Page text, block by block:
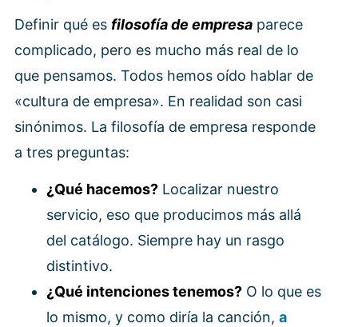
Definir qué es filosofía de empresa parece
complicado, pero es mucho más real de lo
que pensamos. Todos hemos oído hablar de
«cultura de empresa». En realidad son casi
sinónimos. La filosofía de empresa responde
a tres preguntas:
¿Qué hacemos? Localizar nuestro
servicio, eso que producimos más allá
del catálogo. Siempre hay un rasgo
distintivo.
¿Qué intenciones tenemos? O lo que es
lo mismo, y como diría la canción, a